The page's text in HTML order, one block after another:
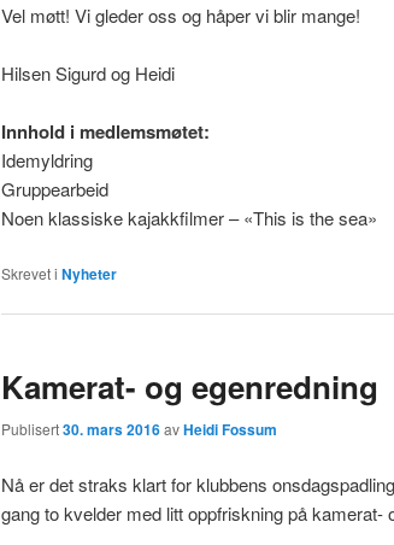
Vel møtt! Vi gleder oss og håper vi blir mange!
Hilsen Sigurd og Heidi
Innhold i medlemsmøtet:
Idemyldring
Gruppearbeid
Noen klassiske kajakkfilmer – «This is the sea»
Skrevet i Nyheter
Kamerat- og egenredning
Publisert30. mars 2016avHeidi Fossum
Nå er det straks klart for klubbens
gang to kvelder med litt oppfriskning på kamerat-